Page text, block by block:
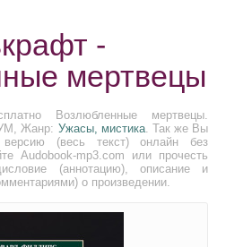
-
мертвецы
Возлюбленные мертвецы.
Жанр: Ужасы, мистика. Так же Вы
(весь текст) онлайн без
Audobook-mp3.com или прочесть
(аннотацию), описание и
о произведении.